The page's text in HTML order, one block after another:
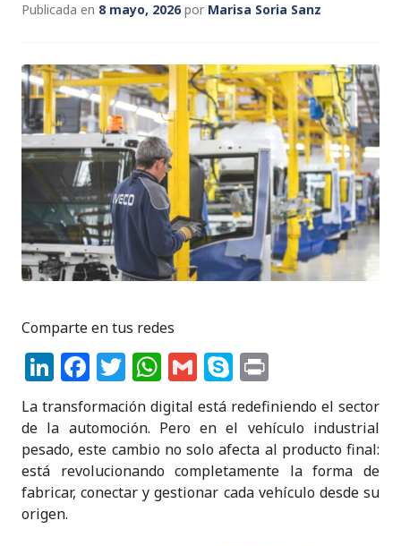
Publicada en 8 mayo, 2026por Marisa Soria Sanz
Comparte en tus redes
Li
n
k
e
dI
n
F
a
c
e
b
o
T
w
it
te
r
W
h
a
ts
A
p
G
m
ai
l
S
k
y
p
e
ri
n
t
La transformación digital está redefiniendo el sector
de la automoción. Pero en el vehículo industrial
pesado, este cambio no solo afecta al producto final:
está revolucionando completamente la forma de
fabricar, conectar y gestionar cada vehículo desde su
origen.